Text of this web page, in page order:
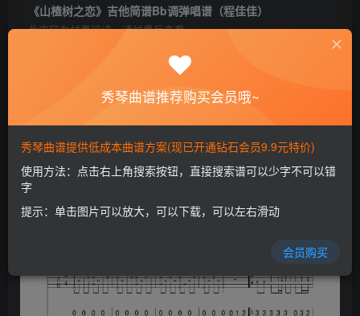
《山楂树之恋》吉他简谱Bb调弹唱谱（程佳佳）
此内容为付费阅读，请付费后查看
会员专属资源
黄金会员免费 钻石会员
开通会员
秀琴曲谱推荐购买会员哦~
秀琴曲谱提供低成本曲谱方案(现已开通钻石会员9.9元特价)
使用方法：点击右上角搜索按钮，直接搜索谱可以少字不可以错
字
提示：单击图片可以放大，可以下载，可以左右滑动
会员购买